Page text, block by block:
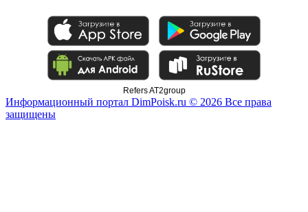
Refers AT2group
Информационный портал DimPoisk.ru © 2026 Все права
защищены